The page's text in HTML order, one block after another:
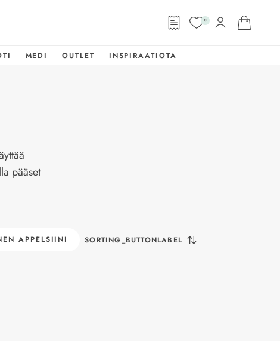
0
MEDI OUTLET INSPIRAATIOTA
pääset
APPELSIINI SORTING_BUTTONLABEL